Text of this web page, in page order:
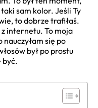
sam kolor. Jeśli Ty
to dobrze trafiłaś.
internetu. To moja
się po
był po prostu
być.